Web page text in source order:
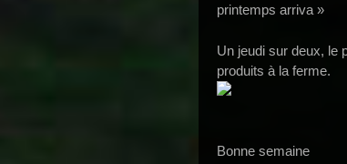
printemps arriva »
Un jeudi sur deux, le
produits à la ferme.
Bonne semaine